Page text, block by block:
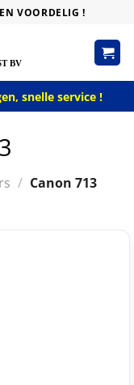
VOORDELIG !
snelle service !
/ Canon 713